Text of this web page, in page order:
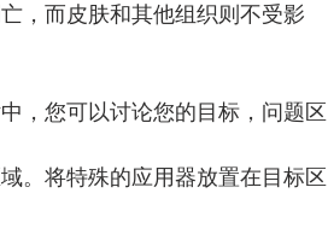
，而皮肤和其他组织则不受影
，您可以讨论您的目标，问题区
。将特殊的应用器放置在目标区